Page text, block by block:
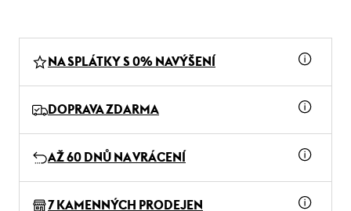
NA SPLÁTKY S 0% NAVÝŠENÍ
DOPRAVA ZDARMA
AŽ 60 DNŮ NA VRÁCENÍ
7 KAMENNÝCH PRODEJEN